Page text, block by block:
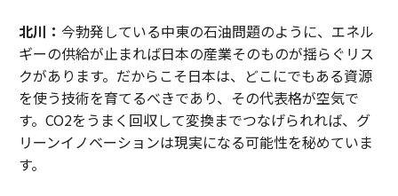
北川： 今勃発している中東の石油問題のように、エネル
ギーの供給が止まれば日本の産業そのものが揺らぐリス
クがあります。だからこそ日本は、どこにでもある資源
を使う技術を育てるべきであり、その代表格が空気で
す。CO2をうまく回収して変換までつなげられれば、グ
リーンイノベーションは現実になる可能性を秘めていま
す。